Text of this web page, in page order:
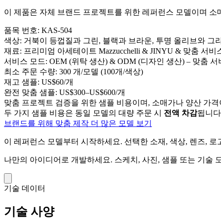
이 제품은 자체 브랜드 프로젝트를 위한 레퍼런스 모델이며
품목 번호: KAS-504
색상: 거북이 등껍질과 그린, 블랙과 브라운, 투명 올리브와 그
재료: 프리미엄 아세테이트 Mazzucchelli & JINYU & 맞춤 서비
서비스 모드: OEM (위탁 생산) & ODM (디자인 생산) – 맞춤 서
최소 주문 수량: 300 개/모델 (100개/색상)
재고 샘플: US$60/개
완전 맞춤 샘플: US$300–US$600/개
맞춤 프로젝트 검증을 위한 샘플 비용이며, 소매가나 양산 가
두 가지 샘플 비용은 동일 모델의 대량 주문 시 전액 차감됩니
브랜드를 위해 맞춤 제작 더 많은 모델 보기
이 레퍼런스 모델부터 시작하세요. 선택한 소재, 색상, 렌즈, 로
나만의 아이디어로 개발하세요. 스케치, 사진, 샘플 또는 기술
기술 데이터
기술 사양